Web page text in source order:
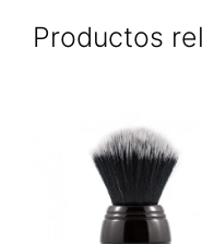
Productos